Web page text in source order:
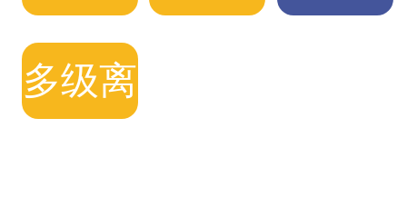
自动增
压泵
多级离